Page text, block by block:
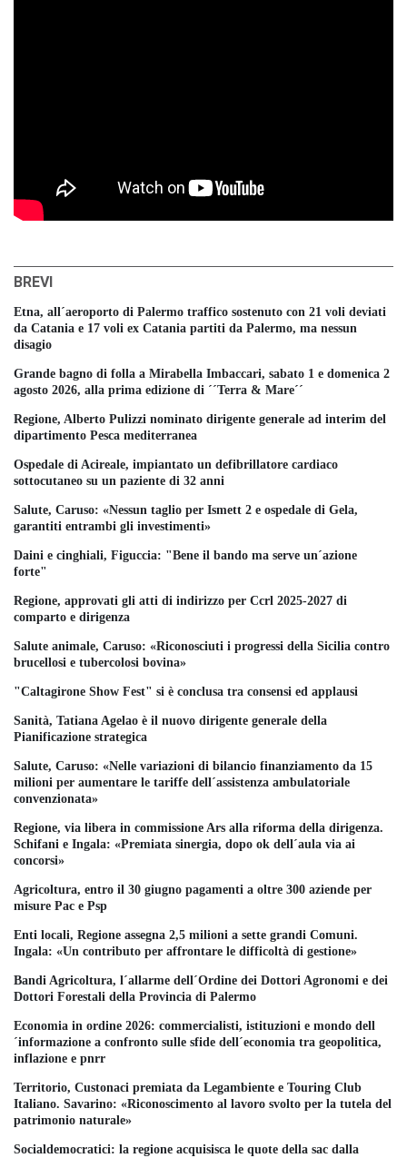
BREVI
Etna, all´aeroporto di Palermo traffico sostenuto con 21 voli deviati
da Catania e 17 voli ex Catania partiti da Palermo, ma nessun
disagio
Grande bagno di folla a Mirabella Imbaccari, sabato 1 e domenica 2
agosto 2026, alla prima edizione di ´´Terra & Mare´´
Regione, Alberto Pulizzi nominato dirigente generale ad interim del
dipartimento Pesca mediterranea
Ospedale di Acireale, impiantato un defibrillatore cardiaco
sottocutaneo su un paziente di 32 anni
Salute, Caruso: «Nessun taglio per Ismett 2 e ospedale di Gela,
garantiti entrambi gli investimenti»
Daini e cinghiali, Figuccia: "Bene il bando ma serve un´azione
forte"
Regione, approvati gli atti di indirizzo per Ccrl 2025-2027 di
comparto e dirigenza
Salute animale, Caruso: «Riconosciuti i progressi della Sicilia contro
brucellosi e tubercolosi bovina»
"Caltagirone Show Fest" si è conclusa tra consensi ed applausi
Sanità, Tatiana Agelao è il nuovo dirigente generale della
Pianificazione strategica
Salute, Caruso: «Nelle variazioni di bilancio finanziamento da 15
milioni per aumentare le tariffe dell´assistenza ambulatoriale
convenzionata»
Regione, via libera in commissione Ars alla riforma della dirigenza.
Schifani e Ingala: «Premiata sinergia, dopo ok dell´aula via ai
concorsi»
Agricoltura, entro il 30 giugno pagamenti a oltre 300 aziende per
misure Pac e Psp
Enti locali, Regione assegna 2,5 milioni a sette grandi Comuni.
Ingala: «Un contributo per affrontare le difficoltà di gestione»
Bandi Agricoltura, l´allarme dell´Ordine dei Dottori Agronomi e dei
Dottori Forestali della Provincia di Palermo
Economia in ordine 2026: commercialisti, istituzioni e mondo dell
´informazione a confronto sulle sfide dell´economia tra geopolitica,
inflazione e pnrr
Territorio, Custonaci premiata da Legambiente e Touring Club
Italiano. Savarino: «Riconoscimento al lavoro svolto per la tutela del
patrimonio naturale»
Socialdemocratici: la regione acquisisca le quote della sac dalla